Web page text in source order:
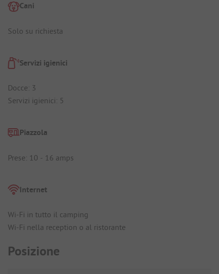
Cani
Solo su richiesta
Servizi igienici
Docce: 3
Servizi igienici: 5
Piazzola
Prese: 10 - 16 amps
Internet
Wi-Fi in tutto il camping
Wi-Fi nella reception o al ristorante
Posizione